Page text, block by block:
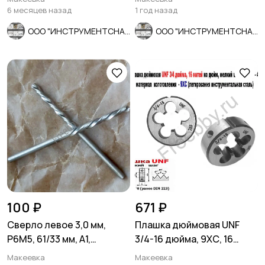
6 месяцев назад
зерно.
1 год назад
100 ₽
Сверло левое 3,0 мм,
Р6М5, 61/33 мм, А1,
шлифованное, ГОСТ
Макеевка
671 ₽
Плашка дюймовая UNF
3/4-16 дюйма, 9ХС, 16
нитей, мелкий шаг, 45/14
Макеевка